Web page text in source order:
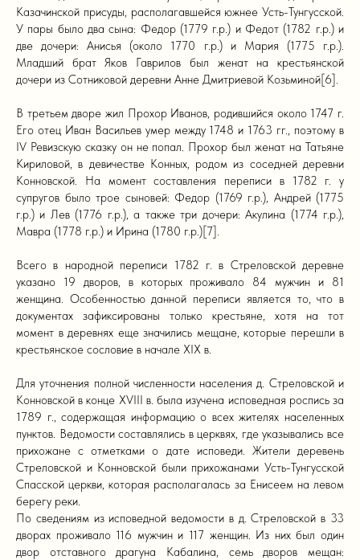
Казачинской присуды, располагавшейся южнее Усть-Тунгусской.
У пары было два сына: Федор (1779 г.р.) и Федот (1782 г.р.) и
две дочери: Анисья (около 1770 г.р.) и Мария (1775 г.р.).
Младший брат Яков Гаврилов был женат на крестьянской
дочери из Сотниковой деревни Анне Дмитриевой Козьминой[6].
В третьем дворе жил Прохор Иванов, родившийся около 1747 г.
Его отец Иван Васильев умер между 1748 и 1763 гг., поэтому в
IV Ревизскую сказку он не попал. Прохор был женат на Татьяне
Кириловой, в девичестве Конных, родом из соседней деревни
Конновской. На момент составления переписи в 1782 г. у
супругов было трое сыновей: Федор (1769 г.р.), Андрей (1775
г.р.) и Лев (1776 г.р.), а также три дочери: Акулина (1774 г.р.),
Мавра (1778 г.р.) и Ирина (1780 г.р.)[7].
Всего в народной переписи 1782 г. в Стреловской деревне
указано 19 дворов, в которых проживало 84 мужчин и 81
женщина. Особенностью данной переписи является то, что в
документах зафиксированы только крестьяне, хотя на тот
момент в деревнях еще значились мещане, которые перешли в
крестьянское сословие в начале XIX в.
Для уточнения полной численности населения д. Стреловской и
Конновской в конце XVIII в. была изучена исповедная роспись за
1789 г., содержащая информацию о всех жителях населенных
пунктов. Ведомости составлялись в церквях, где указывались все
прихожане с отметками о дате исповеди. Жители деревень
Стреловской и Конновской были прихожанами Усть-Тунгусской
Спасской церкви, которая располагалась за Енисеем на левом
берегу реки.
По сведениям из исповедной ведомости в д. Стреловской в 33
дворах проживало 116 мужчин и 117 женщин. Из них был один
двор отставного драгуна Кабалина, семь дворов мещан: